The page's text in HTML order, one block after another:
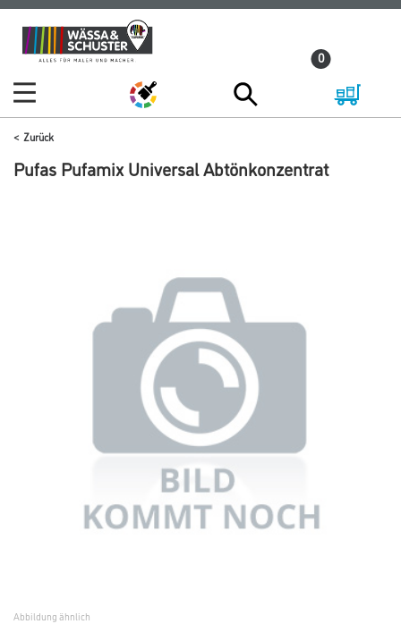
Zum
Inhalt
Zum
Navigationsmenü
0
Zurück
Pufas Pufamix Universal Abtönkonzentrat
Abbildung ähnlich